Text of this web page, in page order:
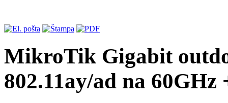
MikroTik Gigabit
802.11ay/ad na 60GHz